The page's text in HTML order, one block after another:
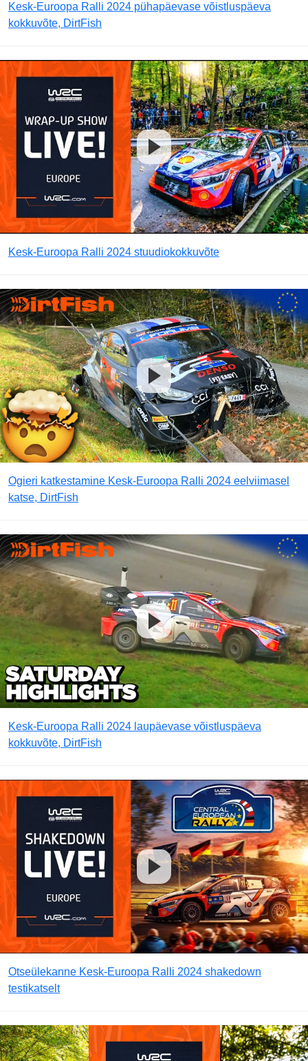
Kesk-Euroopa Ralli 2024 pühapäevase võistluspäeva
kokkuvõte, DirtFish
Kesk-Euroopa Ralli 2024 stuudiokokkuvõte
Ogieri katkestamine Kesk-Euroopa Ralli 2024 eelviimasel
katse, DirtFish
Kesk-Euroopa Ralli 2024 laupäevase võistluspäeva
kokkuvõte, DirtFish
Otseülekanne Kesk-Euroopa Ralli 2024 shakedown
testikatselt